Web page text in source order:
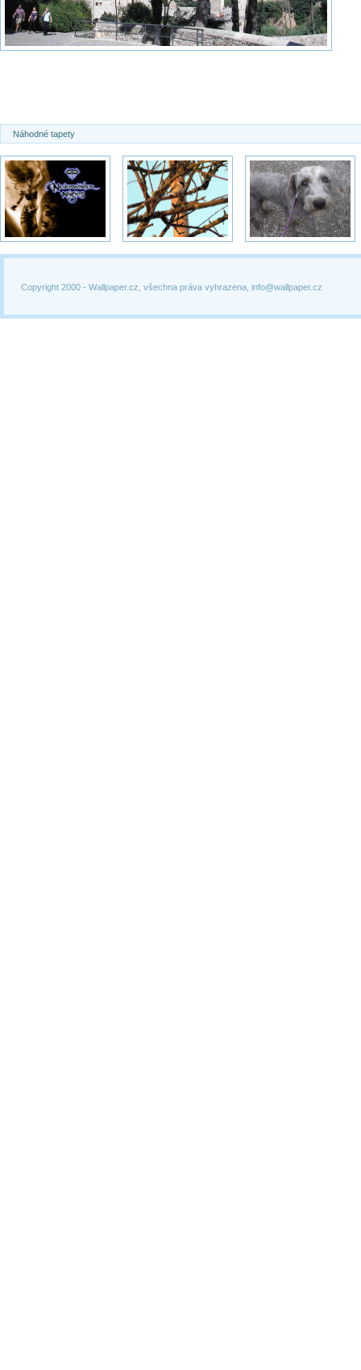
Náhodné tapety
Copyright 2000 - Wallpaper.cz, všechna práva vyhrazena, info@wallpaper.cz